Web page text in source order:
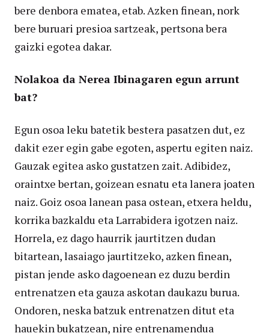
bere denbora ematea, etab. Azken finean, nork
bere buruari presioa sartzeak, pertsona bera
gaizki egotea dakar.
Nolakoa da Nerea Ibinagaren egun arrunt
bat?
Egun osoa leku batetik bestera pasatzen dut, ez
dakit ezer egin gabe egoten, aspertu egiten naiz.
Gauzak egitea asko gustatzen zait. Adibidez,
oraintxe bertan, goizean esnatu eta lanera joaten
naiz. Goiz osoa lanean pasa ostean, etxera heldu,
korrika bazkaldu eta Larrabidera igotzen naiz.
Horrela, ez dago haurrik jaurtitzen dudan
bitartean, lasaiago jaurtitzeko, azken finean,
pistan jende asko dagoenean ez duzu berdin
entrenatzen eta gauza askotan daukazu burua.
Ondoren, neska batzuk entrenatzen ditut eta
hauekin bukatzean, nire entrenamendua